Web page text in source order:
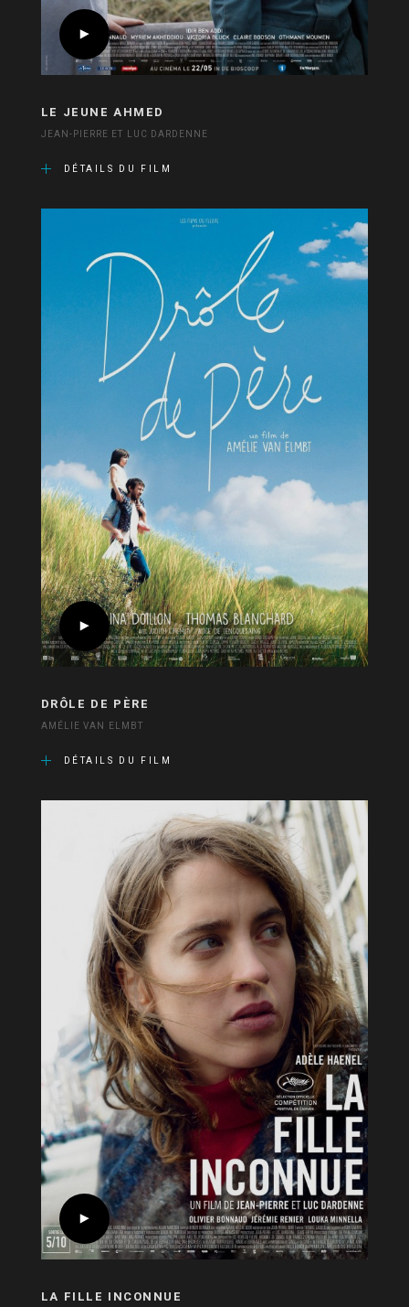
LE JEUNE AHMED
JEAN-PIERRE ET LUC DARDENNE
DÉTAILS DU FILM
DRÔLE DE PÈRE
AMÉLIE VAN ELMBT
DÉTAILS DU FILM
LA FILLE INCONNUE